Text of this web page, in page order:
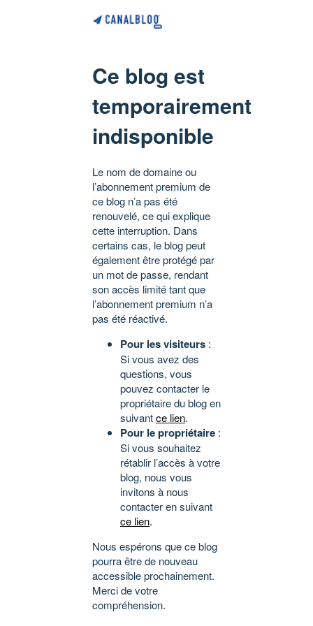
Ce blog est
temporairement
indisponible
Le nom de domaine ou
l’abonnement premium de
ce blog n’a pas été
renouvelé, ce qui explique
cette interruption. Dans
certains cas, le blog peut
également être protégé par
un mot de passe, rendant
son accès limité tant que
l’abonnement premium n’a
pas été réactivé.
Pour les visiteurs :
Si vous avez des
questions, vous
pouvez contacter le
propriétaire du blog en
suivantce lien.
Pour le propriétaire :
Si vous souhaitez
rétablir l’accès à votre
blog, nous vous
invitons à nous
contacter en suivant
ce lien.
Nous espérons que ce blog
pourra être de nouveau
accessible prochainement.
Merci de votre
compréhension.